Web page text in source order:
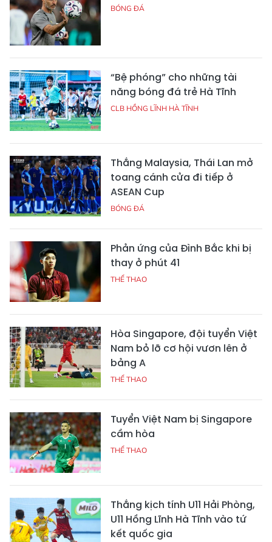
BÓNG ĐÁ
“Bệ phóng” cho những tài
năng bóng đá trẻ Hà Tĩnh
CLB HỒNG LĨNH HÀ TĨNH
Thắng Malaysia, Thái Lan mở
toang cánh cửa đi tiếp ở
ASEAN Cup
BÓNG ĐÁ
Phản ứng của Đình Bắc khi bị
thay ở phút 41
THỂ THAO
Hòa Singapore, đội tuyển Việt
Nam bỏ lỡ cơ hội vươn lên ở
bảng A
THỂ THAO
Tuyển Việt Nam bị Singapore
cầm hòa
THỂ THAO
Thắng kịch tính U11 Hải Phòng,
U11 Hồng Lĩnh Hà Tĩnh vào tứ
kết quốc gia